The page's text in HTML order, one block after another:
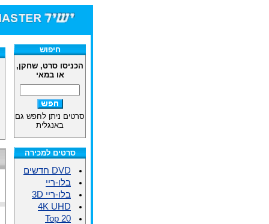
חיפוש
הכניסו סרט, שחקן,
או במאי
סרטים ניתן לחפש גם
באנגלית
סרטים למכירה
DVD חדשים
בלו-ריי
בלו-ריי 3D
4K UHD
Top 20